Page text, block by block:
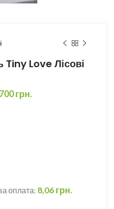
Love Лісові
700грн.
оплата: 8,06 грн.